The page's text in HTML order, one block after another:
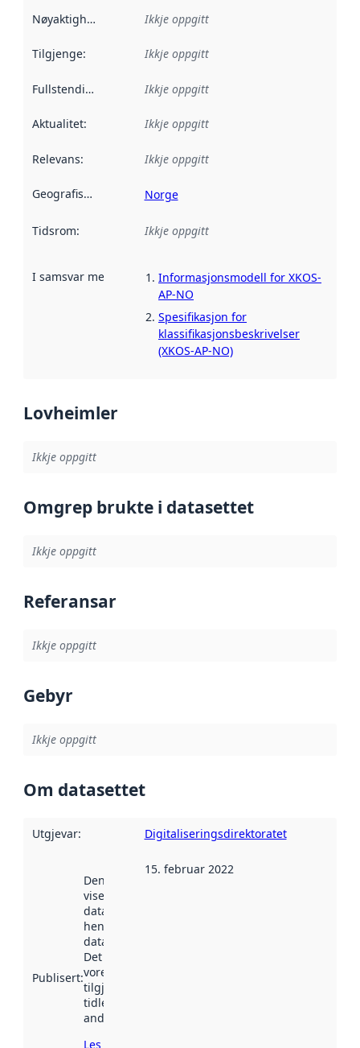
Nøyaktigheit Ikkje oppgitt
Tilgjenge: Ikkje oppgitt
Fullstendigheit Ikkje oppgitt
Aktualitet: Ikkje oppgitt
Relevans: Ikkje oppgitt
Geografisk område Norge
Tidsrom: Ikkje oppgitt
I samsvar med Referanse til ei implementeringsregel eller
Informasjonsmodell for XKOS-
AP-NO
Spesifikasjon for
klassifikasjonsbeskrivelser
(XKOS-AP-NO)
Lovheimler
Ikkje oppgitt
Omgrep brukte i datasettet
Ikkje oppgitt
Referansar
Ikkje oppgitt
Gebyr
Ikkje oppgitt
Om datasettet
Utgjevar: Digitaliseringsdirektoratet
Publisert:
Denne datoen
viser når
datasettet vart
henta inn av
data.norge.no.
Det kan ha
vore
tilgjengeleg
tidlegare
andre stader.
Les meir om
15. februar 2022